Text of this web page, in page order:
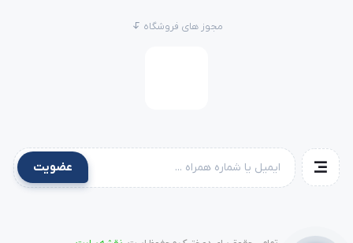
مطمئن شوید سوزن و صفحه دوخت با پایه هم‌راستا باشد.
نکته:
حتماً از سوزن نازک و نخ مناسب با پارچه استفاده کنید
تا بهترین نتیجه را بگیرید.
مجوز های فروشگاه
عضویت